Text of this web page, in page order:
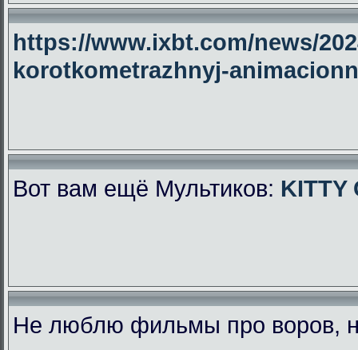
https://www.ixbt.com/news/
korotkometrazhnyj-
Вот вам ещё Мультиков: KITTY
Не люблю фильмы про воров,